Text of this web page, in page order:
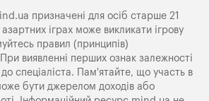
призначені для осіб старше 21
іграх може викликати ігрову
правил (принципів)
При виявленні перших ознак залежності
до спеціаліста. Пам'ятайте, що участь в
бути джерелом доходів або